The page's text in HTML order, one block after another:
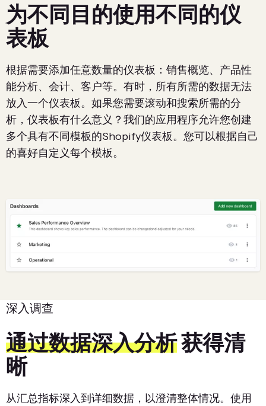
为不同目的使用不同的仪
表板
根据需要添加任意数量的仪表板：销售概览、产品性
能分析、会计、客户等。有时，所有所需的数据无法
放入一个仪表板。如果您需要滚动和搜索所需的分
析，仪表板有什么意义？我们的应用程序允许您创建
多个具有不同模板的Shopify仪表板。您可以根据自己
的喜好自定义每个模板。
深入调查
通过数据深入分析获得清
晰
从汇总指标深入到详细数据，以澄清整体情况。使用